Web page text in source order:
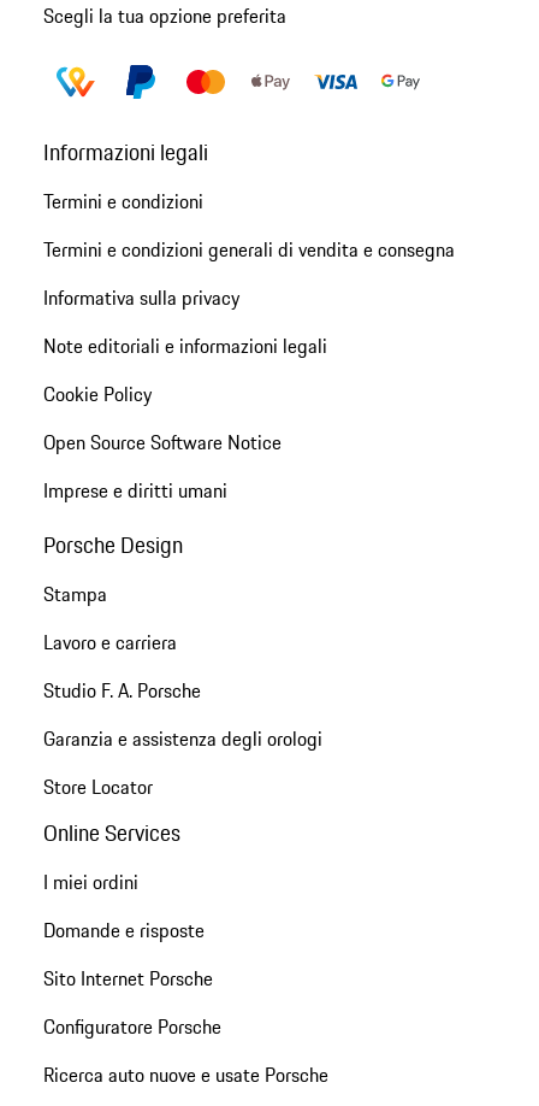
Scegli la tua opzione preferita
Informazioni legali
Termini e condizioni
Termini e condizioni generali di vendita e consegna
Informativa sulla privacy
Note editoriali e informazioni legali
Cookie Policy
Open Source Software Notice
Imprese e diritti umani
Porsche Design
Stampa
Lavoro e carriera
Studio F. A. Porsche
Garanzia e assistenza degli orologi
Store Locator
Online Services
I miei ordini
Domande e risposte
Sito Internet Porsche
Configuratore Porsche
Ricerca auto nuove e usate Porsche